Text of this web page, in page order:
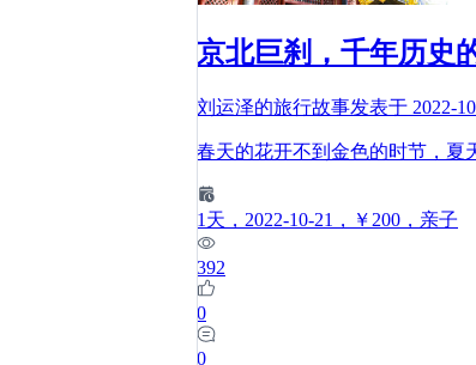
京北巨刹，千年历史
刘运泽的旅行故事发表于 2022-
春天的花开不到金色的时节，夏
1 天 ，2022-10-21 ，￥200 ，亲子
392
0
0